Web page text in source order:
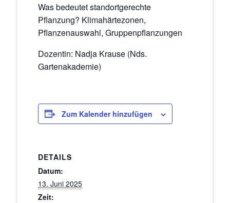
Was bedeutet standortgerechte
Pflanzung? Klimahärtezonen,
Pflanzenauswahl, Gruppenpflanzungen
Dozentin: Nadja Krause (Nds.
Gartenakademie)
Zum Kalender hinzufügen
DETAILS
Datum:
13. Juni 2025
Zeit: